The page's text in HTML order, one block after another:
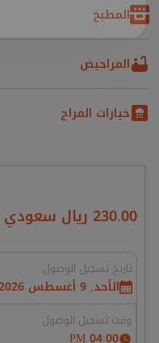
المطبخ
المراحيض
خيارات المراح
230.00 ريال سعودي
تاريخ تسجيل الوصول
الأحد, 9 أغسطس 2026
وقت تسجيل الوصول
04:00 PM